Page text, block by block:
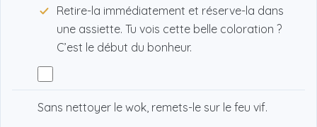
Retire-la immédiatement et réserve-la dans
une assiette. Tu vois cette belle coloration ?
C’est le début du bonheur.
Sans nettoyer le wok, remets-le sur le feu vif.